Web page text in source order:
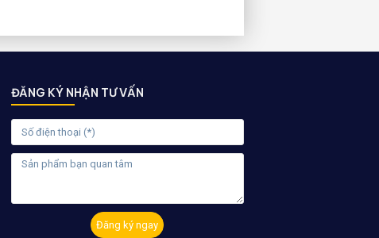
ĐĂNG KÝ NHẬN TƯ VẤN
Đăng ký ngay